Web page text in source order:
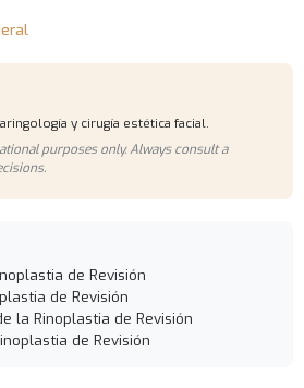
y cirugía estética facial.
purposes only. Always consult a
de Revisión
de Revisión
la Rinoplastia de Revisión
de Revisión